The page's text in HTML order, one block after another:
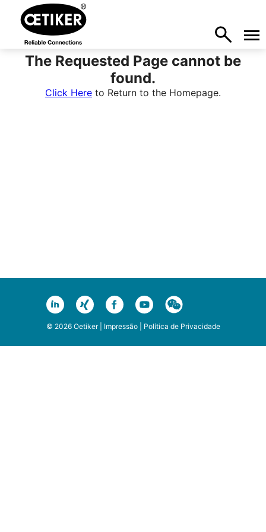
The Requested Page cannot be
found.
Click Here to Return to the Homepage.
© 2026 Oetiker | Impressão| Política de Privacidade